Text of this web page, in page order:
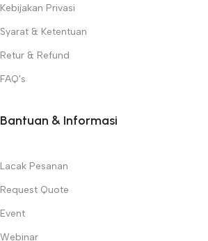
Kebijakan Privasi
Syarat & Ketentuan
Retur & Refund
FAQ's
Bantuan & Informasi
Lacak Pesanan
Request Quote
Event
Webinar